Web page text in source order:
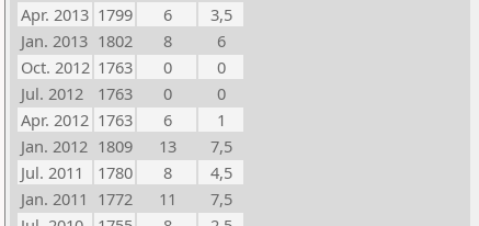
Apr. 2013 1799 6
3,5
Jan. 2013 1802 8
6
Oct. 2012 1763 0
0
Jul. 2012
1763 0
0
Apr. 2012 1763 6
1
Jan. 2012 1809 13
7,5
Jul. 2011
1780 8
4,5
Jan. 2011 1772 11
7,5